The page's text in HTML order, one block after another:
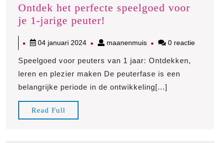
Ontdek het perfecte speelgoed voor
je 1-jarige peuter!
perfecte
speelgoed
voor
je
04 januari 202404
2024
maanenmuismaanenmuis
0 reactie
Speelgoed voor peuters van 1 jaar: Ontdekken,
leren en plezier maken De peuterfase is een
belangrijke periode in de ontwikkeling[...]
Read Full
Full